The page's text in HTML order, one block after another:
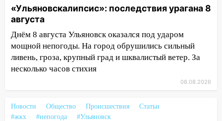
14:26 Жители Ульяновска сами
пытаются расчистить ливнёвки, не
дождавшись коммунальщиков
14:16
Шторм продолжает ломать город:
на улице Любови Шевцовой рухнул
мошенники под видом преподавателя
«Ульяновскалипсис»: последствия урагана 8
августа
Днём 8 августа Ульяновск оказался под ударом
мощной непогоды. На город обрушились сильный
ливень, гроза, крупный град и шквалистый ветер. За
несколько часов стихия
08.08.2026
Новости Общество Происшествия
Статьи
#жкх
#непогода #Ульяновск